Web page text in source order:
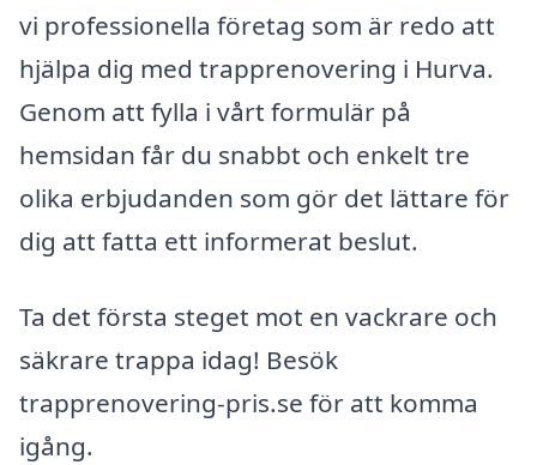
vi professionella företag som är redo att
hjälpa dig med trapprenovering i Hurva.
Genom att fylla i vårt formulär på
hemsidan får du snabbt och enkelt tre
olika erbjudanden som gör det lättare för
dig att fatta ett informerat beslut.
Ta det första steget mot en vackrare och
säkrare trappa idag! Besök
trapprenovering-pris.se för att komma
igång.